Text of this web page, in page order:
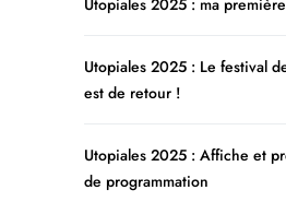
Utopiales 2025 : ma
Utopiales 2025 : Le festival
est de retour !
Utopiales 2025 : Affiche et
de programmation